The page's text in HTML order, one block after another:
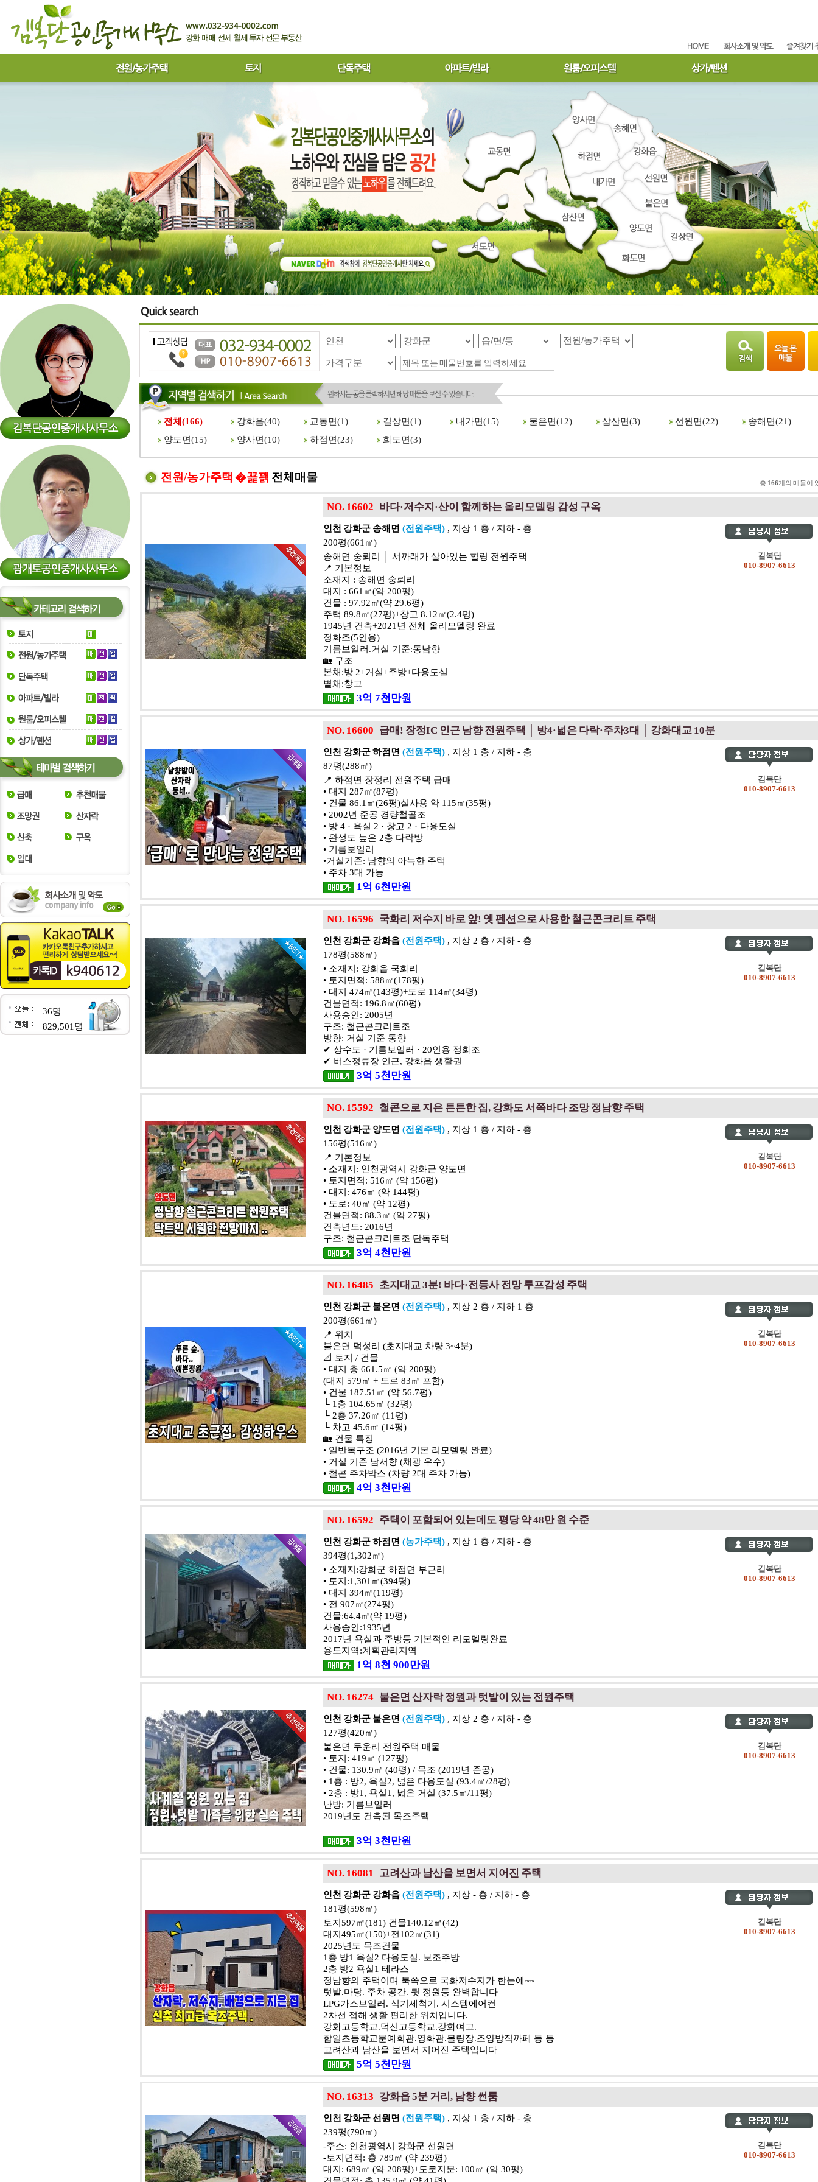
36명
829,501명
전체(166) 강화읍(40) 교동면(1) 길상면(1) 내가면(15) 불은면(12) 삼산면(3) 선원면(22) 송해면(21)
양도면(15) 양사면(10) 하점면(23) 화도면(3)
전원/농가주택 �꾩꽭 전체매물 총 166개의 매물이
NO. 16602 바다·저수지·산이 함께하는 올리모델링 감성 구옥
인천 강화군 송해면 (전원주택) , 지상 1 층 / 지하 - 층
200평(661㎡)
송해면 숭뢰리 │ 서까래가 살아있는 힐링 전원주택
📍 기본정보
소재지 : 송해면 숭뢰리
대지 : 661㎡(약 200평)
건물 : 97.92㎡(약 29.6평)
주택 89.8㎡(27평)+창고 8.12㎡(2.4평)
1945년 건축+2021년 전체 올리모델링 완료
정화조(5인용)
기름보일러.거실 기준:동남향
🏡 구조
본채:방 2+거실+주방+다용도실
별채:창고
김복단
010-8907-6613
3억 7천만원
NO. 16600 급매! 장정IC 인근 남향 전원주택 │ 방4·넓은 다락·주차3대 │ 강화대교 10분
인천 강화군 하점면 (전원주택) , 지상 1 층 / 지하 - 층
87평(288㎡)
📍 하점면 장정리 전원주택 급매
• 대지 287㎡(87평)
• 건물 86.1㎡(26평)실사용 약 115㎡(35평)
• 2002년 준공 경량철골조
• 방 4 · 욕실 2 · 창고 2 · 다용도실
• 완성도 높은 2층 다락방
• 기름보일러
•거실기준: 남향의 아늑한 주택
• 주차 3대 가능
김복단
010-8907-6613
1억 6천만원
NO. 16596 국화리 저수지 바로 앞! 옛 펜션으로 사용한 철근콘크리트 주택
인천 강화군 강화읍 (전원주택) , 지상 2 층 / 지하 - 층
178평(588㎡)
• 소재지: 강화읍 국화리
• 토지면적: 588㎡(178평)
• 대지 474㎡(143평)+도로 114㎡(34평)
건물면적: 196.8㎡(60평)
사용승인: 2005년
구조: 철근콘크리트조
방향: 거실 기준 동향
✔ 상수도 · 기름보일러 · 20인용 정화조
✔ 버스정류장 인근, 강화읍 생활권
김복단
010-8907-6613
3억 5천만원
NO. 15592 철콘으로 지은 튼튼한 집, 강화도 서쪽바다 조망 정남향 주택
인천 강화군 양도면 (전원주택) , 지상 1 층 / 지하 - 층
156평(516㎡)
📍 기본정보
• 소재지: 인천광역시 강화군 양도면
• 토지면적: 516㎡ (약 156평)
• 대지: 476㎡ (약 144평)
• 도로: 40㎡ (약 12평)
건물면적: 88.3㎡ (약 27평)
건축년도: 2016년
구조: 철근콘크리트조 단독주택
김복단
010-8907-6613
3억 4천만원
NO. 16485 초지대교 3분! 바다·전등사 전망 루프감성 주택
인천 강화군 불은면 (전원주택) , 지상 2 층 / 지하 1 층
200평(661㎡)
📍 위치
불은면 덕성리 (초지대교 차량 3~4분)
📐 토지 / 건물
• 대지 총 661.5㎡ (약 200평)
(대지 579㎡ + 도로 83㎡ 포함)
• 건물 187.51㎡ (약 56.7평)
└ 1층 104.65㎡ (32평)
└ 2층 37.26㎡ (11평)
└ 차고 45.6㎡ (14평)
🏡 건물 특징
• 일반목구조 (2016년 기본 리모델링 완료)
• 거실 기준 남서향 (채광 우수)
• 철콘 주차박스 (차량 2대 주차 가능)
김복단
010-8907-6613
4억 3천만원
NO. 16592 주택이 포함되어 있는데도 평당 약 48만 원 수준
인천 강화군 하점면 (농가주택) , 지상 1 층 / 지하 - 층
394평(1,302㎡)
• 소재지:강화군 하점면 부근리
• 토지:1,301㎡(394평)
• 대지 394㎡(119평)
• 전 907㎡(274평)
건물:64.4㎡(약 19평)
사용승인:1935년
2017년 욕실과 주방등 기본적인 리모델링완료
용도지역:계획관리지역
김복단
010-8907-6613
1억 8천 900만원
NO. 16274 불은면 산자락 정원과 텃밭이 있는 전원주택
인천 강화군 불은면 (전원주택) , 지상 2 층 / 지하 - 층
127평(420㎡)
불은면 두운리 전원주택 매물
• 토지: 419㎡ (127평)
• 건물: 130.9㎡ (40평) / 목조 (2019년 준공)
• 1층 : 방2, 욕실2, 넓은 다용도실 (93.4㎡/28평)
• 2층 : 방1, 욕실1, 넓은 거실 (37.5㎡/11평)
난방: 기름보일러
2019년도 건축된 목조주택
김복단
010-8907-6613
3억 3천만원
NO. 16081 고려산과 남산을 보면서 지어진 주택
인천 강화군 강화읍 (전원주택) , 지상 - 층 / 지하 - 층
181평(598㎡)
토지597㎡(181) 건물140.12㎡(42)
대지495㎡(150)+전102㎡(31)
2025년도 목조건물
1층 방1 욕실2 다용도실. 보조주방
2층 방2 욕실1 테라스
정남향의 주택이며 북쪽으로 국화저수지가 한눈에~~
텃밭.마당. 주차 공간. 뒷 정원등 완벽합니다
LPG가스보일러. 식기세척기. 시스템에어컨
2차선 접해 생활 편리한 위치입니다.
강화고등학교.덕신고등학교.강화여고.
합일초등학교문예회관.영화관.볼링장.조양방직까페 등 등
고려산과 남산을 보면서 지어진 주택입니다
김복단
010-8907-6613
5억 5천만원
NO. 16313 강화읍 5분 거리, 남향 썬룸
인천 강화군 선원면 (전원주택) , 지상 1 층 / 지하 - 층
239평(790㎡)
-주소: 인천광역시 강화군 선원면
-토지면적: 총 789㎡ (약 239평)
대지: 689㎡ (약 208평)+도로지분: 100㎡ (약 30평)
김복단
010-8907-6613